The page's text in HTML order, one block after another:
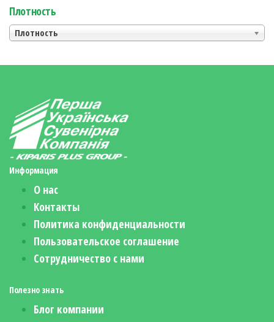
Плотность
Плотность
Информация
О нас
Контакты
Политика конфиденциальности
Пользовательское соглашение
Сотрудничество с нами
Полезно знать
Блог компании